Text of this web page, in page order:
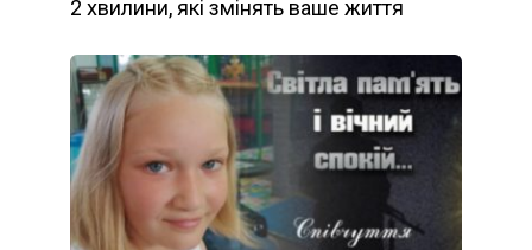
2 хвилини, які змінять ваше життя